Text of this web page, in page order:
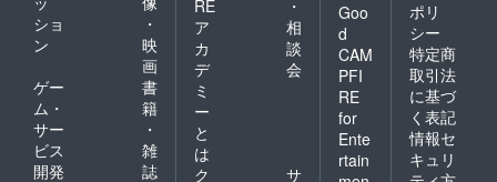
ショ
ン
・
映
画
ゲー
ム・
サー
ビス
開発
書
籍
・
雑
誌
RE
ア
カ
デ
ミ
ー
と
は
・
相
談
会
ク サ
Goo
d
CAM
PFI
RE
for
Ente
rtain
ポリ
シー
特定商
取引法
に基づ
く表記
情報セ
キュリ